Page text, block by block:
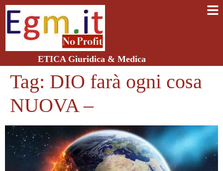
ETICA Giuridica & Medica
Tag: DIO farà ogni cosa
NUOVA –